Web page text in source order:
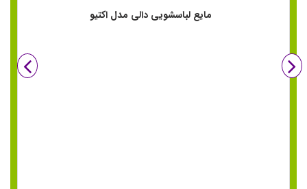
مایع لباسشویی دالی مدل اکتیو